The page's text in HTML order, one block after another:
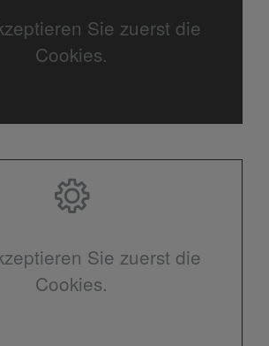
Sie zuerst die
Cookies.
Sie zuerst die
Cookies.